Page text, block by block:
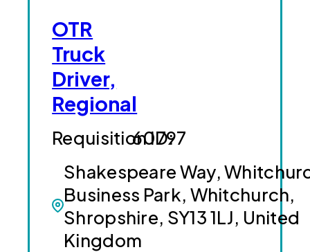
OTR
Truck
Driver,
Regional
Shakespeare Way,
Business Park, Whitchurch,
Shropshire, SY13 1LJ, United
Kingdom
60797